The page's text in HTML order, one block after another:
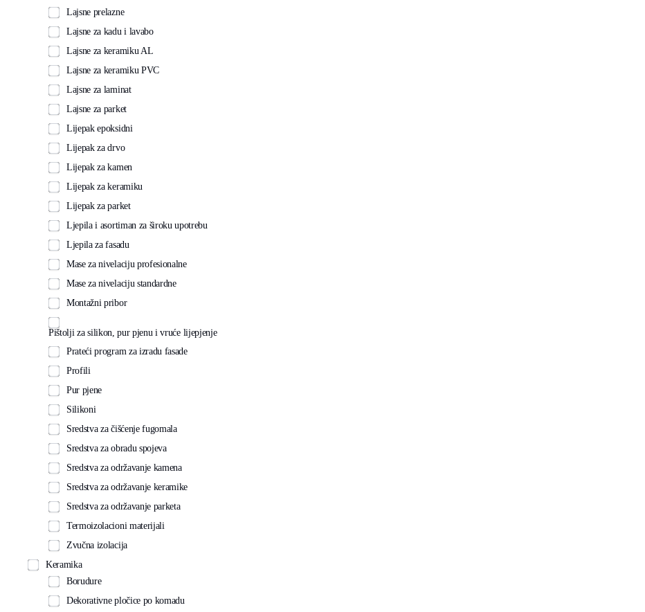
Lajsne prelazne
Lajsne za kadu i lavabo
Lajsne za keramiku AL
Lajsne za keramiku PVC
Lajsne za laminat
Lajsne za parket
Lijepak epoksidni
Lijepak za drvo
Lijepak za kamen
Lijepak za keramiku
Lijepak za parket
Ljepila i asortiman za široku upotrebu
Ljepila za fasadu
Mase za nivelaciju profesionalne
Mase za nivelaciju standardne
Montažni pribor
Pištolji za silikon, pur pjenu i vruće lijepjenje
Prateći program za izradu fasade
Profili
Pur pjene
Silikoni
Sredstva za čišćenje fugomala
Sredstva za obradu spojeva
Sredstva za održavanje kamena
Sredstva za održavanje keramike
Sredstva za održavanje parketa
Termoizolacioni materijali
Zvučna izolacija
Keramika
Borudure
Dekorativne pločice po komadu